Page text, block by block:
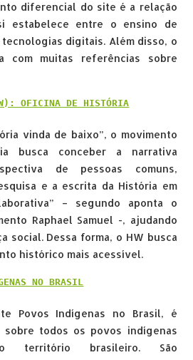
diferencial do site é a relação
estabelece entre o ensino de
digitais. Além disso, o
com muitas referências sobre
OFICINA DE HISTÓRIA
vinda de baixo”, o movimento
busca conceber a narrativa
de pessoas comuns,
e a escrita da História em
– segundo aponta o
Raphael Samuel -, ajudando
social. Dessa forma, o HW busca
histórico mais acessível.
NO BRASIL
Povos Indígenas no Brasil, é
sobre todos os povos indígenas
território brasileiro. São